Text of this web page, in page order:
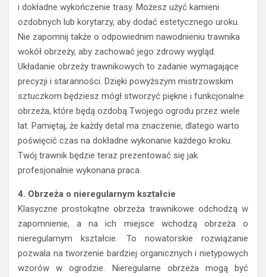
i dokładne wykończenie trasy. Możesz użyć kamieni
ozdobnych lub korytarzy, aby dodać estetycznego uroku.
Nie zapomnij także o odpowiednim nawodnieniu trawnika
wokół obrzeży, aby zachować jego zdrowy wygląd.
Układanie obrzeży trawnikowych to zadanie wymagające
precyzji i staranności. Dzięki powyższym mistrzowskim
sztuczkom będziesz mógł stworzyć piękne i funkcjonalne
obrzeża, które będą ozdobą Twojego ogrodu przez wiele
lat. Pamiętaj, że każdy detal ma znaczenie, dlatego warto
poświęcić czas na dokładne wykonanie każdego kroku.
Twój trawnik będzie teraz prezentować się jak
profesjonalnie wykonana praca.
4. Obrzeża o nieregularnym kształcie
Klasyczne prostokątne obrzeża trawnikowe odchodzą w
zapomnienie, a na ich miejsce wchodzą obrzeża o
nieregularnym kształcie. To nowatorskie rozwiązanie
pozwala na tworzenie bardziej organicznych i nietypowych
wzorów w ogrodzie. Nieregularne obrzeża mogą być